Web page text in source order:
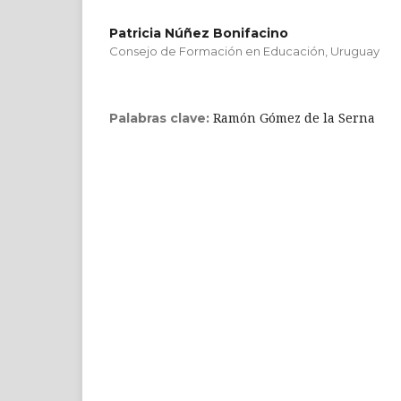
Patricia Núñez Bonifacino
Consejo de Formación en Educación, Uruguay
Palabras clave: Ramón Gómez de la Serna